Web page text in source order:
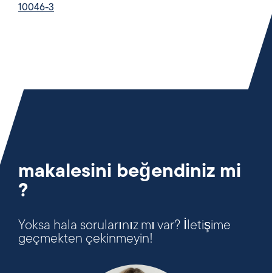
10046-3
makalesini beğendiniz mi
?
Yoksa hala sorularınız mı var? İletişime
geçmekten çekinmeyin!